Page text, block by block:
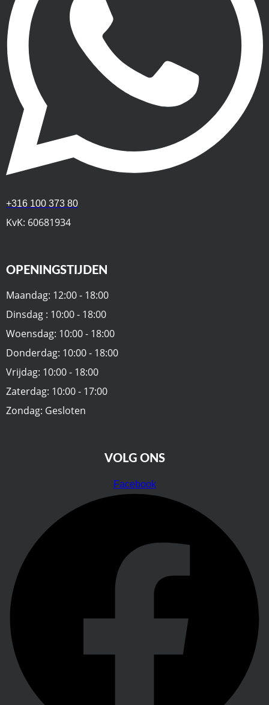
+316 100 373 80
KvK: 60681934
OPENINGSTIJDEN
Maandag: 12:00 - 18:00
Dinsdag : 10:00 - 18:00
Woensdag: 10:00 - 18:00
Donderdag: 10:00 - 18:00
Vrijdag: 10:00 - 18:00
Zaterdag: 10:00 - 17:00
Zondag: Gesloten
VOLG ONS
Facebook